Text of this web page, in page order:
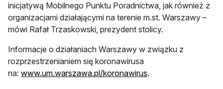
inicjatywą Mobilnego Punktu Poradnictwa, jak również z
organizacjami działającymi na terenie m.st. Warszawy –
mówi Rafał Trzaskowski, prezydent stolicy.
Informacje o działaniach Warszawy w związku z
rozprzestrzenianiem się koronawirusa
na: www.um.warszawa.pl/koronawirusotwiera się w nowej
.